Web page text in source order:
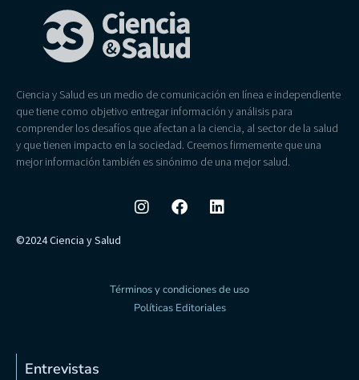
Ciencia y Salud es un medio de comunicación en línea e independiente
que tiene como objetivo entregar información y análisis para
comprender los desafíos que afectan a la ciencia, al sector de la salud
y que tienen impacto en la sociedad. Creemos firmemente que una
mejor información también es sinónimo de una mejor salud.
©2024 Ciencia y Salud
Términos y condiciones de uso
Políticas Editoriales
Entrevistas